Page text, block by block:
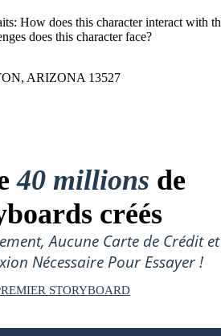
How does this character interact with
does this character face?
ARIZONA 13527
40 millions de
créés
Aucune Carte de Crédit et
Nécessaire Pour Essayer !
STORYBOARD